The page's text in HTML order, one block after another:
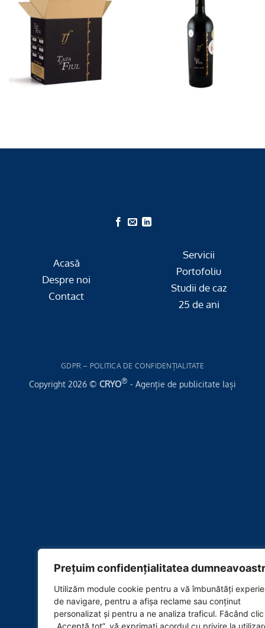
Prețuim confidențialitatea
Utilizăm module cookie pentru a vă îmbunătăți
de navigare, pentru a afișa reclame sau conținut
personalizat și pentru a ne analiza traficul. Făcând
„Acceptă tot”, vă exprimați acordul cu privire la
Acasă
Despre noi
Contact
Servicii
Portofoliu
Studii de caz
25 de ani
GDPR – POLITICA DE CONFIDENȚIALITATE
Copyright 2026 © CRYO® - Agenție de publicitate Iași